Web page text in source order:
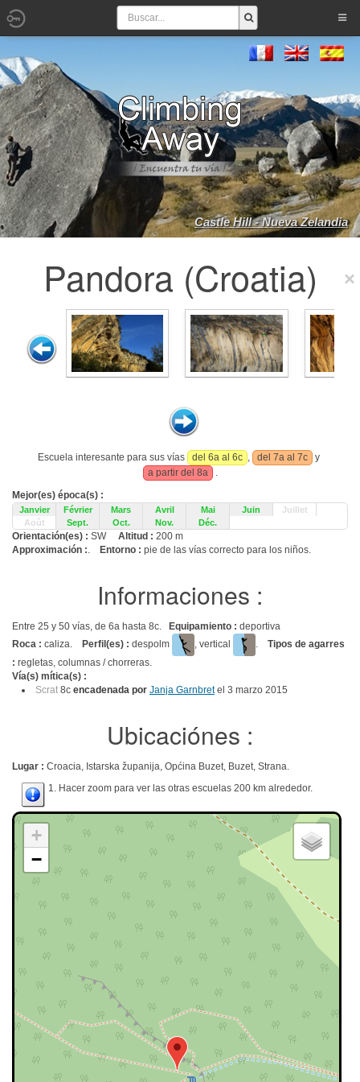
Castle Hill - Nueva Zelandia
Pandora (Croatia)
Escuela interesante para sus vías del 6a al 6c , del 7a al 7c
y
a partir del 8a
.
Mejor(es) época(s) :
Janvier Février Mars Avril Mai Juin
Juillet
Août
Sept. Oct. Nov. Déc.
Orientación(es) : SW Altitud : 200 m
Approximación :. Entorno : pie de las vías correcto para los niños.
Informaciones :
Entre 25 y 50 vías, de 6a hasta 8c. Equipamiento : deportiva
Roca : caliza. Perfil(es) : despolm , vertical . Tipos de agarres
: regletas, columnas / chorreras.
Vía(s) mítica(s) :
Scrat 8c encadenada por Janja Garnbretel 3 marzo 2015
Ubicaciónes :
Lugar : Croacia, Istarska županija, Općina Buzet, Buzet, Strana.
1. Hacer zoom para ver las otras escuelas 200 km alrededor.
+
−